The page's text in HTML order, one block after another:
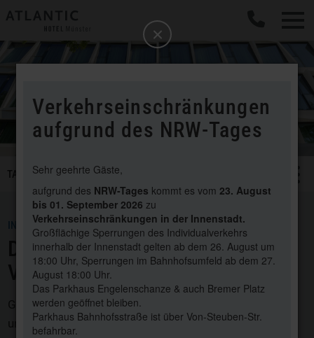
b
Verkehrseinschränkungen
aufgrund des NRW-Tages
Sehr geehrte Gäste,
aufgrund des NRW-Tages kommt es vom23. August
bis 01. September 2026 zu
Verkehrseinschränkungen in der Innenstadt.
Großflächige Sperrungen des Individualverkehrs
innerhalb der Innenstadt gelten ab dem 26. August um
18:00 Uhr, Sperrungen im Bahnhofsumfeld ab dem 27.
August 18:00 Uhr.
Das Parkhaus Engelenschanze & auch Bremer Platz
werden geöffnet bleiben.
Parkhaus Bahnhofsstraße ist über Von-Steuben-Str.
befahrbar.
SMART
Feiern
Navigation
TAGEN & FEIERN
IN GUTEN HÄNDEN
DAS TEAM FÜR IHRE
VERANSTALTUNG IN MÜNSTER
Gerne stehen wir Ihnen bei all Ihren Ideen, Wünschen
und Fragen rund um Ihre Veranstaltung zur Seite.